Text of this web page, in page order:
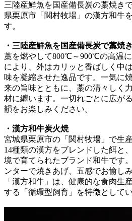
三陸産鮮魚を国産備長炭の藁焼き
県栗原市「関村牧場」の漢方和牛
す。
・三陸産鮮魚を国産備長炭で藁焼
藁を燃やして800℃～900℃の高温
により、外はカリッと香ばしく中
味を凝縮させた逸品です。一気に
来の旨味とともに、藁の清々しく
材に纏います。一切れごとに広が
韻をお楽しみください。
・漢方和牛炭火焼
宮城県栗原市の「関村牧場」で生
14種類の漢方をブレンドした餌と
境で育てられたブランド和牛です
ンターで焼きあげ、五感でお愉し
「漢方和牛」は、健康的な食肉生
する「循環型飼育」を特徴としてい